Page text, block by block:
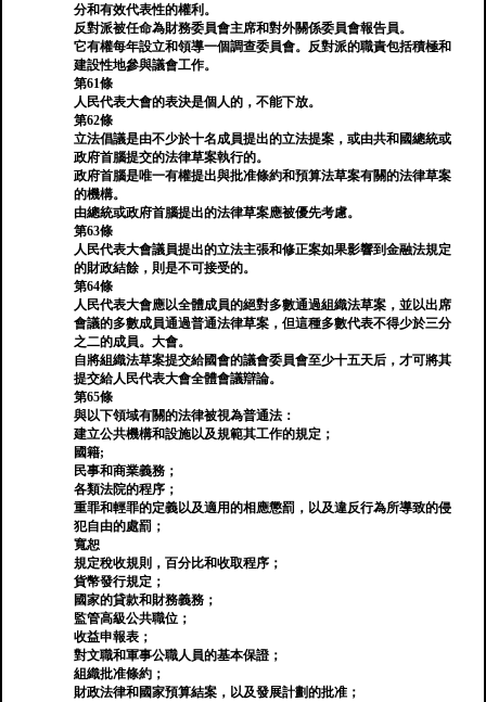
分和有效代表性的權利。
反對派被任命為財務委員會主席和對外關係委員會報告員。
它有權每年設立和領導一個調查委員會。反對派的職責包括積極和
建設性地參與議會工作。
第61條
人民代表大會的表決是個人的，不能下放。
第62條
立法倡議是由不少於十名成員提出的立法提案，或由共和國總統或
政府首腦提交的法律草案執行的。
政府首腦是唯一有權提出與批准條約和預算法草案有關的法律草案
的機構。
由總統或政府首腦提出的法律草案應被優先考慮。
第63條
人民代表大會議員提出的立法主張和修正案如果影響到金融法規定
的財政結餘，則是不可接受的。
第64條
人民代表大會應以全體成員的絕對多數通過組織法草案，並以出席
會議的多數成員通過普通法律草案，但這種多數代表不得少於三分
之二的成員。大會。
自將組織法草案提交給國會的議會委員會至少十五天后，才可將其
提交給人民代表大會全體會議辯論。
第65條
與以下領域有關的法律被視為普通法：
建立公共機構和設施以及規範其工作的規定；
國籍;
民事和商業義務；
各類法院的程序；
重罪和輕罪的定義以及適用的相應懲罰，以及違反行為所導致的侵
犯自由的處罰；
寬恕
規定稅收規則，百分比和收取程序；
貨幣發行規定；
國家的貸款和財務義務；
監管高級公共職位；
收益申報表；
對文職和軍事公職人員的基本保證；
組織批准條約；
財政法律和國家預算結案，以及發展計劃的批准；